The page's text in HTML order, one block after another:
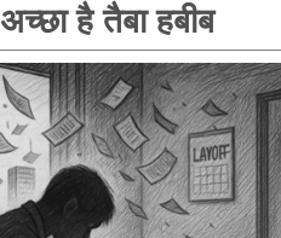
अच्छा है तैबा हबीब